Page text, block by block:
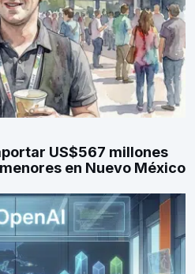
US$567 millones
en Nuevo México